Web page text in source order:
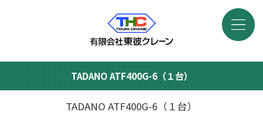
TADANO ATF400G-6（１台）
TADANO ATF400G-6（１台）